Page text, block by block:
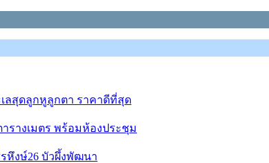
ลสุดลูกหูลูกตา ราคาดีที่สุด
รางเมตร พร้อมห้องประชุม
หึงษ์26 บัวผึ้งพัฒนา